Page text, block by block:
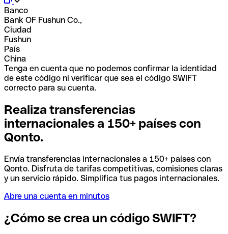
Banco
Bank OF Fushun Co.,
Ciudad
Fushun
País
China
Tenga en cuenta que no podemos confirmar la identidad
de este código ni verificar que sea el código SWIFT
correcto para su cuenta.
Realiza transferencias
internacionales a 150+ países con
Qonto.
Envía transferencias internacionales a 150+ países con
Qonto. Disfruta de tarifas competitivas, comisiones claras
y un servicio rápido. Simplifica tus pagos internacionales.
Abre una cuenta en minutos
¿Cómo se crea un código SWIFT?